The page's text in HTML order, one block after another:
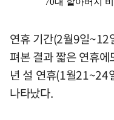
연휴 기간(2월9일~12
펴본 결과 짧은 연휴
년 설 연휴(1월21~24
나타났다.